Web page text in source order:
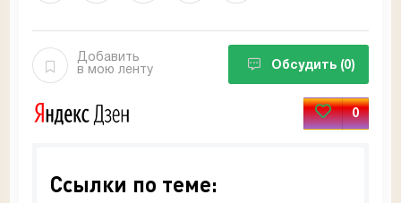
Добавить
в мою ленту
Обсудить (0)
0
Ссылки по теме: